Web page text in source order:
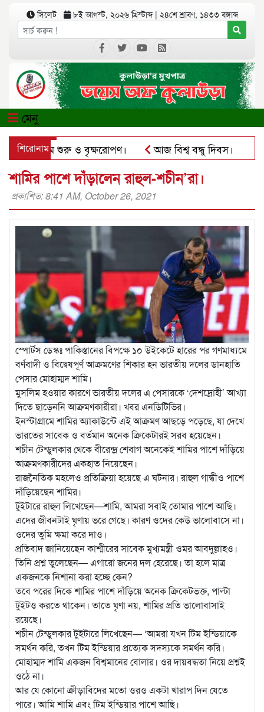
সিলেট ৮ই আগস্ট, ২০২৬ খ্রিস্টাব্দ| ২৪শে শ্রাবণ, ১৪৩৩ বঙ্গাব্দ
মেনু
শিরোনাম
কার্যক্রম শুরু ও বৃক্ষরোপণ। আজ বিশ্ব বন্ধু দিবস।
ব্যবহার করে প্রতারণার চেষ্টা।
শামির পাশে দাঁড়ালেন রাহুল-শচীন’রা।
প্রকাশিত: 8:41 AM, October 26, 2021
স্পোর্টস ডেস্কঃ পাকিস্তানের বিপক্ষে ১০ উইকেটে হারের পর গণমাধ্যমে
বর্ণবাদী ও বিদ্বেষপূর্ণ আক্রমণের শিকার হন ভারতীয় দলের ডানহাতি
পেসার মোহাম্মদ শামি।
মুসলিম হওয়ার কারণে ভারতীয় দলের এ পেসারকে ‘দেশদ্রোহী’ আখ্যা
দিতে ছাড়েননি আক্রমণকারীরা। খবর এনডিটিভির।
ইনস্টাগ্রামে শামির অ্যাকাউন্টে এই আক্রমণ আছড়ে পড়েছে, যা দেখে
ভারতের সাবেক ও বর্তমান অনেক ক্রিকেটারই সরব হয়েছেন।
শচীন টেন্ডুলকার থেকে বীরেন্দ্র শেবাগ অনেকেই শামির পাশে দাঁড়িয়ে
আক্রমণকারীদের একহাত নিয়েছেন।
রাজনৈতিক মহলেও প্রতিক্রিয়া হয়েছে এ ঘটনার। রাহুল গান্ধীও পাশে
দাঁড়িয়েছেন শামির।
টুইটারে রাহুল লিখেছেন—শামি, আমরা সবাই তোমার পাশে আছি।
এদের জীবনটাই ঘৃণায় ভরে গেছে। কারণ ওদের কেউ ভালোবাসে না।
ওদের তুমি ক্ষমা করে দাও।
প্রতিবাদ জানিয়েছেন কাশ্মীরের সাবেক মুখ্যমন্ত্রী ওমর আবদুল্লাহও।
তিনি প্রশ্ন তুলেছেন— এগারো জনের দল হেরেছে। তা হলে মাত্র
একজনকে নিশানা করা হচ্ছে কেন?
তবে পরের দিকে শামির পাশে দাঁড়িয়ে অনেক ক্রিকেটভক্ত, পাল্টা
টুইটও করতে থাকেন। তাতে ঘৃণা নয়, শামির প্রতি ভালোবাসাই
রয়েছে।
শচীন টেন্ডুলকার টুইটারে লিখেছেন— ‘আমরা যখন টিম ইন্ডিয়াকে
সমর্থন করি, তখন টিম ইন্ডিয়ার প্রত্যেক সদস্যকে সমর্থন করি।
মোহাম্মদ শামি একজন বিশ্বমানের বোলার। ওর দায়বদ্ধতা নিয়ে প্রশ্নই
ওঠে না।
আর যে কোনো ক্রীড়াবিদের মতো ওরও একটা খারাপ দিন যেতে
পারে। আমি শামি এবং টিম ইন্ডিয়ার পাশে আছি।